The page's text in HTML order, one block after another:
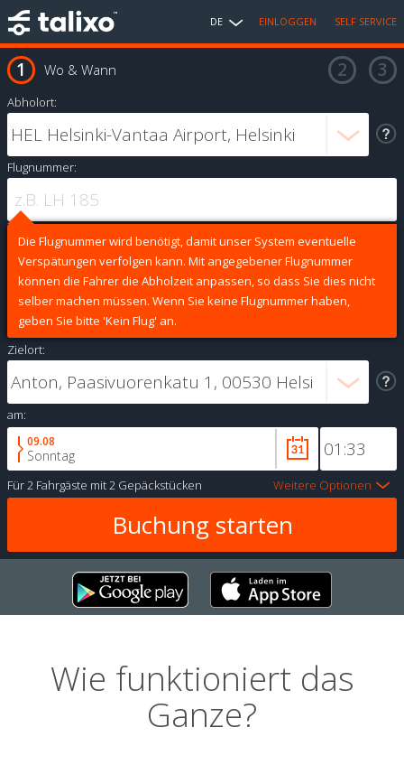
DE EINLOGGEN SELF SERVICE
Wo & Wann
Abholort:
Flugnummer:
Die Flugnummer wird benötigt, damit unser System eventuelle
Verspätungen verfolgen kann. Mit angegebener Flugnummer
können die Fahrer die Abholzeit anpassen, so dass Sie dies nicht
selber machen müssen. Wenn Sie keine Flugnummer haben,
geben Sie bitte 'Kein Flug' an.
Zielort:
am:
09.08
Sonntag
Für2 Fahrgäste mit2 Gepäckstücken Weitere Optionen
Wie funktioniert das
Ganze?